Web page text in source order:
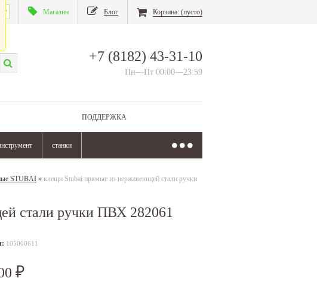
Магазин Блог Корзина: (пусто)
+7 (8182) 43-31-10
Пн—Пт 00:00—23:59
ПОДДЕРЖКА
станки
STUBAI » клещи Stubai прямые из нержавеющей стали ручки
стали ручки ПВХ 282061
105000611
₽